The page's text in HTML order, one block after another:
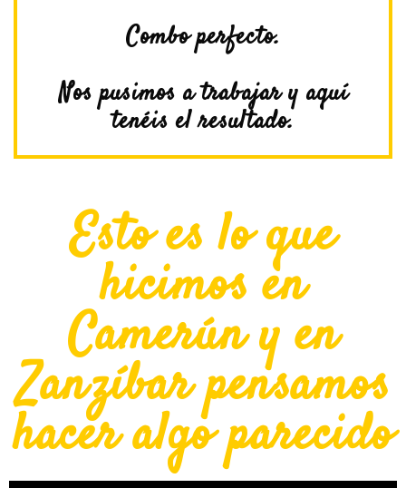
Combo perfecto.
Nos pusimos a trabajar y aquí
tenéis el resultado.
Esto es lo que
hicimos en
Camerún y en
Zanzíbar pensamos
hacer algo parecido